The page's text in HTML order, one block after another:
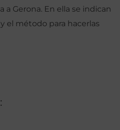
a Gerona. En ella se indican
el método para hacerlas